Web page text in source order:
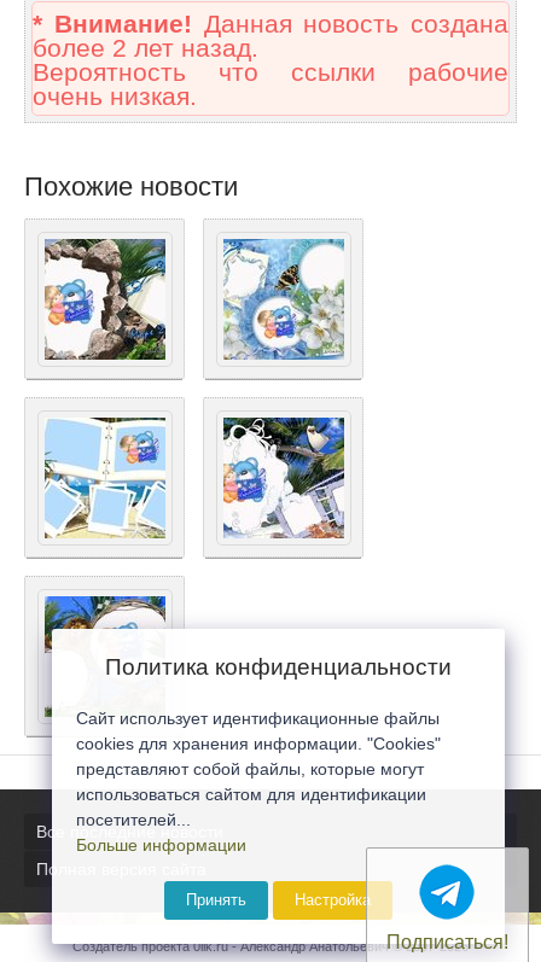
* Внимание! Данная новость создана
более 2 лет назад.
Вероятность что ссылки рабочие
очень низкая.
Похожие новости
Все последние новости
Полная версия сайта
Создатель проекта 0lik.ru - Александр Анатольевич © 2007-2026
Подписаться!
Политика конфиденциальности
Сайт использует идентификационные файлы
cookies для хранения информации. "Cookies"
представляют собой файлы, которые могут
использоваться сайтом для идентификации
посетителей...
Больше информации
Принять Настройка